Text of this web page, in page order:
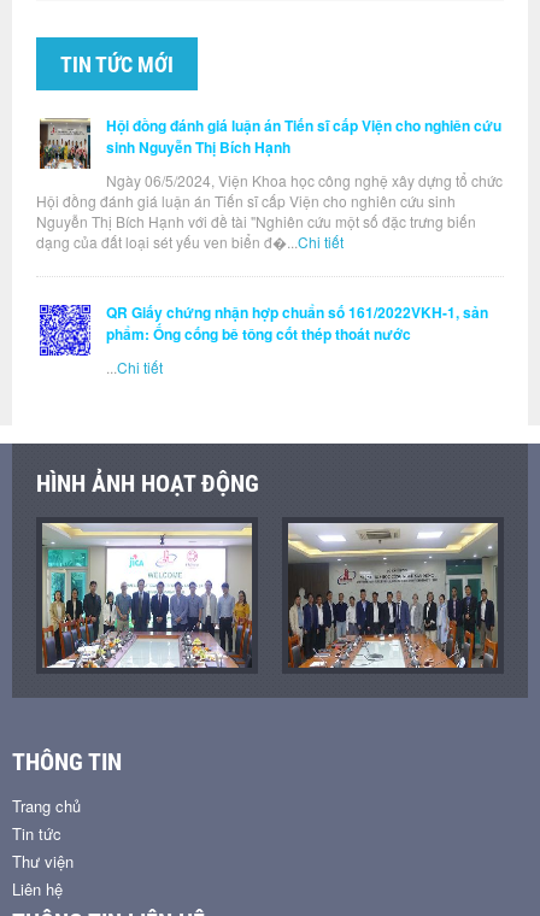
TIN TỨC MỚI
Hội đồng đánh giá luận án Tiến sĩ cấp Viện cho nghiên cứu
sinh Nguyễn Thị Bích Hạnh
Ngày 06/5/2024, Viện Khoa học công nghệ xây dựng tổ chức
Hội đồng đánh giá luận án Tiến sĩ cấp Viện cho nghiên cứu sinh
Nguyễn Thị Bích Hạnh với đề tài "Nghiên cứu một số đặc trưng biến
dạng của đất loại sét yếu ven biển đ�... Chi tiết
QR Giấy chứng nhận hợp chuẩn số 161/2022VKH-1, sản
phẩm: Ống cống bê tông cốt thép thoát nước
Chi tiết
HÌNH ẢNH HOẠT ĐỘNG
THÔNG TIN
Trang chủ
Tin tức
Thư viện
Liên hệ